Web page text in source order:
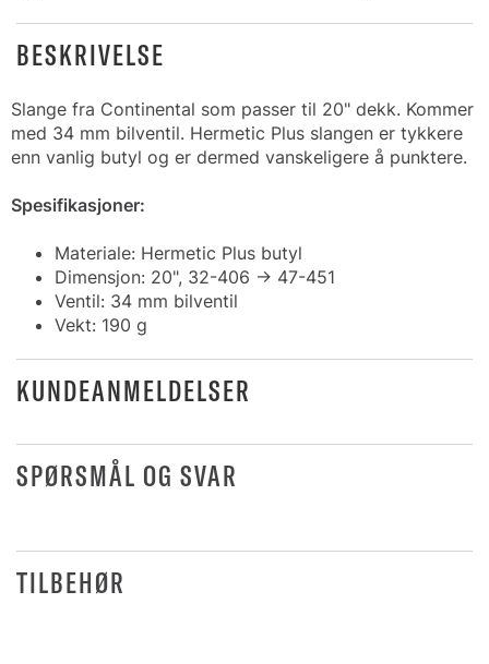
BESKRIVELSE
Slange fra Continental som passer til 20" dekk. Kommer
med 34 mm bilventil. Hermetic Plus slangen er tykkere
enn vanlig butyl og er dermed vanskeligere å punktere.
Spesifikasjoner:
Materiale: Hermetic Plus butyl
Dimensjon: 20", 32-406 -> 47-451
Ventil: 34 mm bilventil
Vekt: 190 g
KUNDEANMELDELSER
SPØRSMÅL OG SVAR
TILBEHØR